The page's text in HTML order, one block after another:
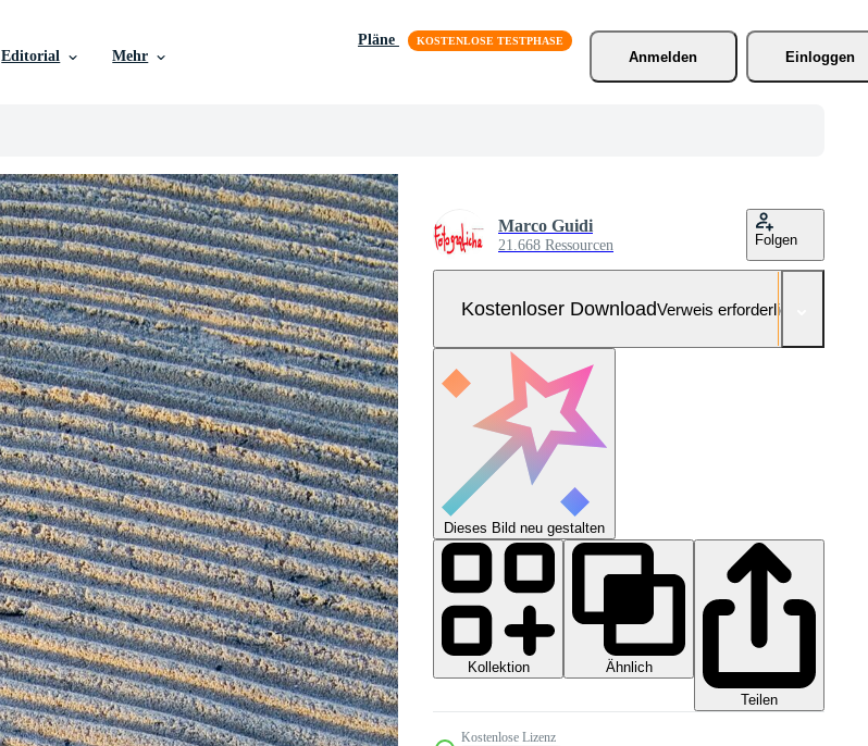
Editorial Mehr
Pläne
Anmelden
Einloggen
Marco Guidi
21.668 Ressourcen Folgen
Kostenloser DownloadVerweis erforderlich
Dieses Bild neu gestalten
Kollektion
Ähnlich
Teilen
Kostenlose Lizenz